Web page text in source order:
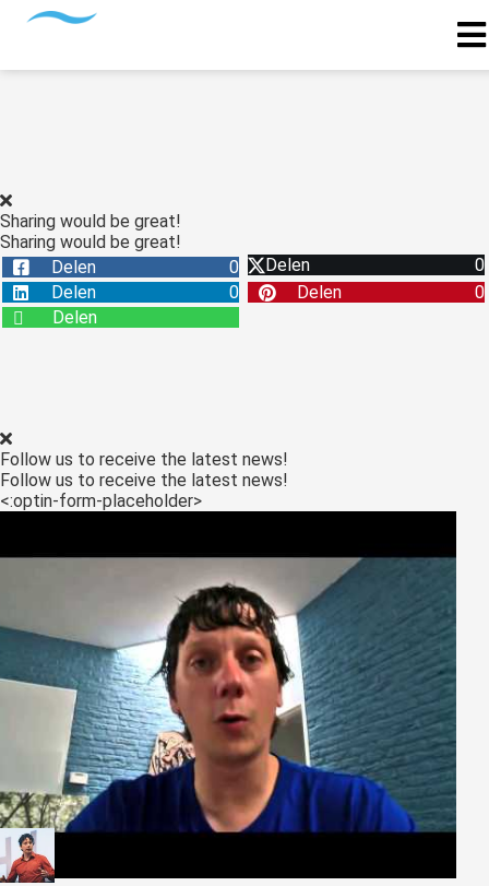
Sharing would be great!
Sharing would be great!
Delen
0 Delen
0
Delen
0 Delen
0
Delen
Follow us to receive the latest news!
Follow us to receive the latest news!
<:optin-form-placeholder>